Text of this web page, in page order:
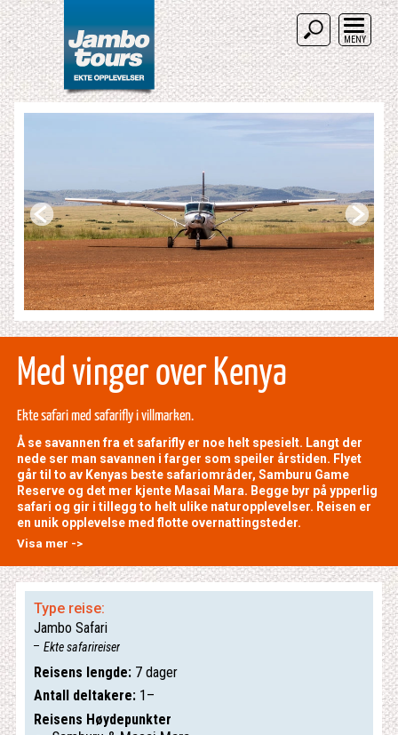
MENY
Med vinger over Kenya
Ekte safari med safarifly i villmarken.
Å se savannen fra et safarifly er noe helt spesielt. Langt der
nede ser man savannen i farger som speiler årstiden. Flyet
går til to av Kenyas beste safariområder, Samburu Game
Reserve og det mer kjente Masai Mara. Begge byr på ypperlig
safari og gir i tillegg to helt ulike naturopplevelser. Reisen er
en unik opplevelse med flotte overnattingsteder.
Visa mer ->
Type reise:
Jambo Safari
Ekte safarireiser
Reisens lengde: 7 dager
Antall deltakere: 1–
Reisens Høydepunkter